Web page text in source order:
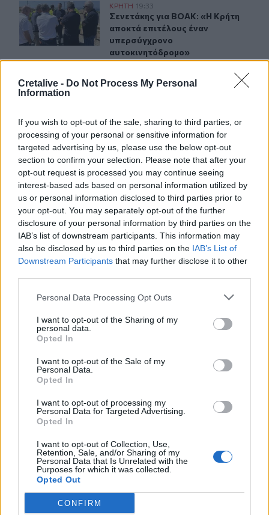
Cretalive - Do Not Process My Personal
Information
If you wish to opt-out of the sale, sharing to third parties, or
processing of your personal or sensitive information for
targeted advertising by us, please use the below opt-out
section to confirm your selection. Please note that after your
opt-out request is processed you may continue seeing
interest-based ads based on personal information utilized by
us or personal information disclosed to third parties prior to
your opt-out. You may separately opt-out of the further
disclosure of your personal information by third parties on the
IAB’s list of downstream participants. This information may
also be disclosed by us to third parties on the IAB’s List of
Downstream Participants that may further disclose it to other
Personal Data Processing Opt Outs
I want to opt-out of the Sharing of my
personal data.
Opted In
I want to opt-out of the Sale of my
Personal Data.
Opted In
I want to opt-out of processing my
Personal Data for Targeted Advertising.
Opted In
I want to opt-out of Collection, Use,
Retention, Sale, and/or Sharing of my
Personal Data that Is Unrelated with the
Purposes for which it was collected.
Opted Out
CONFIRM
Σενετάκης για ΒΟΑΚ: «Η Κρήτη αποκτά επιτέλους
ΚΡΗΤΗ 19:33
Σενετάκης για ΒΟΑΚ: «Η Κρήτη
Σενετάκης για ΒΟΑΚ: «Η Κρήτη
αποκτά επιτέλους έναν
υπερσύγχρονο
αυτοκινητόδρομο»
Ρέθυμνο: 19 κτίρια κρίθηκαν «κόκκινα» μετά τις
«κόκκινα» μετά τις φονικές
πυρκαγιές
Φωτιές στο Ρέθυμνο: Αποζημιώσεις και για τον
ΚΡΗΤΗ 19:14
Φωτιές στο Ρέθυμνο:
Φωτιές στο Ρέθυμνο:
Αποζημιώσεις και για τον
κατεστραμμένο εξοπλισμό
άρδευσης
Καστέλλι: Παρουσία του υπ. Υποδομών Χρίστου Δήμα
ΚΡΗΤΗ 18:59
υπογραφές για τα ραντάρ του
Μία ακόμη εθελοντική αιμοδοσία
Μία ακόμη εθελοντική αιμοδοσία